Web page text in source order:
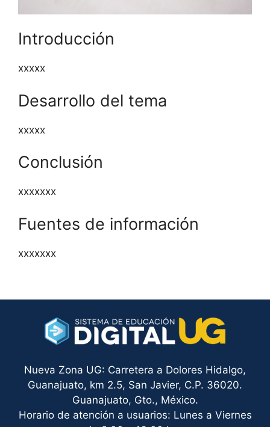
Introducción
xxxxx
Desarrollo del tema
xxxxx
Conclusión
xxxxxxx
Fuentes de información
xxxxxxx
Nueva Zona UG: Carretera a Dolores Hidalgo,
Guanajuato, km 2.5, San Javier, C.P. 36020.
Guanajuato, Gto., México.
Horario de atención a usuarios: Lunes a Viernes